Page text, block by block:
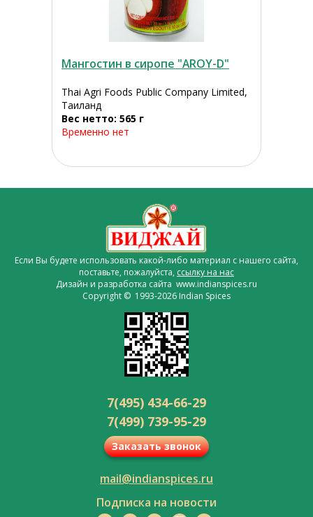
Мангостин в сиропе "AROY-D"
Thai Agri Foods Public Company Limited,
Таиланд
Вес нетто: 565 г
Временно нет
Если Вы будете использовать какой-либо материал с нашего сайта,
поставьте, пожалуйста, ссылку на нас
Дизайн и разработка сайта www.indianspices.ru
Copyright © 1993-2026 Indian Spices
7(495) 434-66-29
7(499) 739-95-29
Заказать звонок
mail@indianspices.ru
Подписка на новости